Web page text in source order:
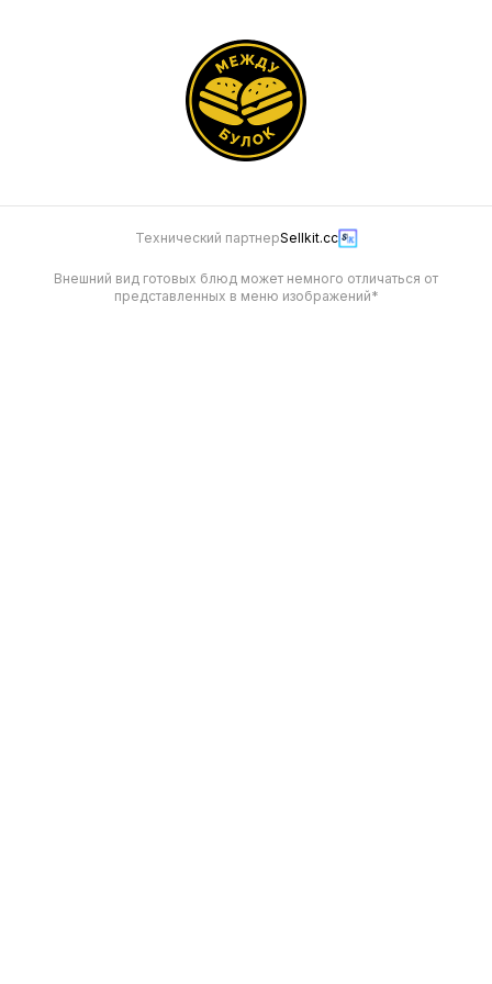
Технический партнерSellkit.cc
Внешний вид готовых блюд может немного отличаться от
представленных в меню изображений*